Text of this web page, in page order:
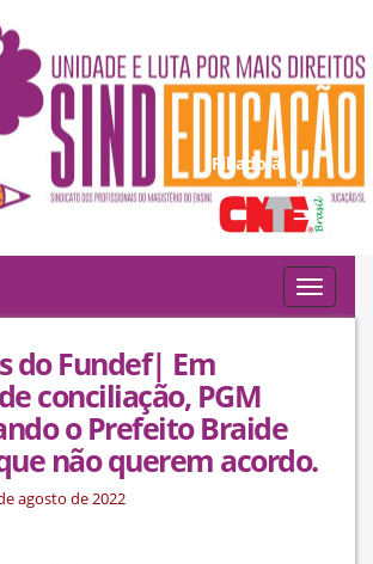
Filiado à:
Toggle
do Fundef| Em
conciliação, PGM
o Prefeito Braide
não querem acordo.
agosto de 2022